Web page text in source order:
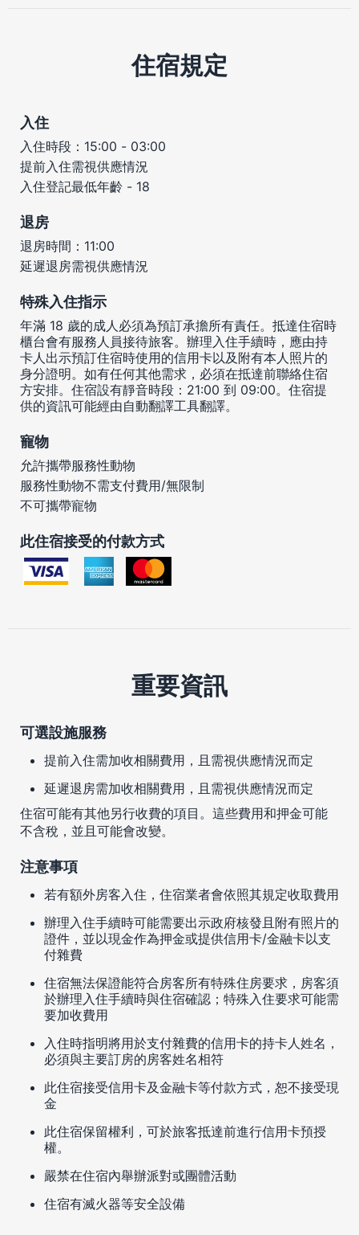
住宿規定
入住
入住時段：15:00 - 03:00
提前入住需視供應情況
入住登記最低年齡 - 18
退房
退房時間：11:00
延遲退房需視供應情況
特殊入住指示
年滿 18 歲的成人必須為預訂承擔所有責任。抵達住宿時
櫃台會有服務人員接待旅客。辦理入住手續時，應由持
卡人出示預訂住宿時使用的信用卡以及附有本人照片的
身分證明。如有任何其他需求，必須在抵達前聯絡住宿
方安排。住宿設有靜音時段：21:00 到 09:00。住宿提
供的資訊可能經由自動翻譯工具翻譯。
寵物
允許攜帶服務性動物
服務性動物不需支付費用/無限制
不可攜帶寵物
此住宿接受的付款方式
重要資訊
可選設施服務
提前入住需加收相關費用，且需視供應情況而定
延遲退房需加收相關費用，且需視供應情況而定
住宿可能有其他另行收費的項目。這些費用和押金可能
不含稅，並且可能會改變。
注意事項
若有額外房客入住，住宿業者會依照其規定收取費用
辦理入住手續時可能需要出示政府核發且附有照片的
證件，並以現金作為押金或提供信用卡/金融卡以支
付雜費
住宿無法保證能符合房客所有特殊住房要求，房客須
於辦理入住手續時與住宿確認；特殊入住要求可能需
要加收費用
入住時指明將用於支付雜費的信用卡的持卡人姓名，
必須與主要訂房的房客姓名相符
此住宿接受信用卡及金融卡等付款方式，恕不接受現
金
此住宿保留權利，可於旅客抵達前進行信用卡預授
權。
嚴禁在住宿內舉辦派對或團體活動
住宿有滅火器等安全設備